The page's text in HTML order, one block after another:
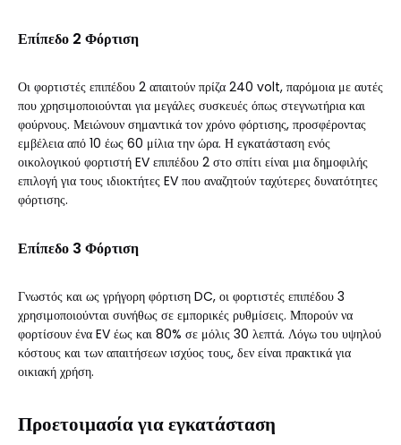
Επίπεδο 2 Φόρτιση
Οι φορτιστές επιπέδου 2 απαιτούν πρίζα 240 volt, παρόμοια με αυτές
που χρησιμοποιούνται για μεγάλες συσκευές όπως στεγνωτήρια και
φούρνους. Μειώνουν σημαντικά τον χρόνο φόρτισης, προσφέροντας
εμβέλεια από 10 έως 60 μίλια την ώρα. Η εγκατάσταση ενός
οικολογικού φορτιστή EV επιπέδου 2 στο σπίτι είναι μια δημοφιλής
επιλογή για τους ιδιοκτήτες EV που αναζητούν ταχύτερες δυνατότητες
φόρτισης.
Επίπεδο 3 Φόρτιση
Γνωστός και ως γρήγορη φόρτιση DC, οι φορτιστές επιπέδου 3
χρησιμοποιούνται συνήθως σε εμπορικές ρυθμίσεις. Μπορούν να
φορτίσουν ένα EV έως και 80% σε μόλις 30 λεπτά. Λόγω του υψηλού
κόστους και των απαιτήσεων ισχύος τους, δεν είναι πρακτικά για
οικιακή χρήση.
Προετοιμασία για εγκατάσταση